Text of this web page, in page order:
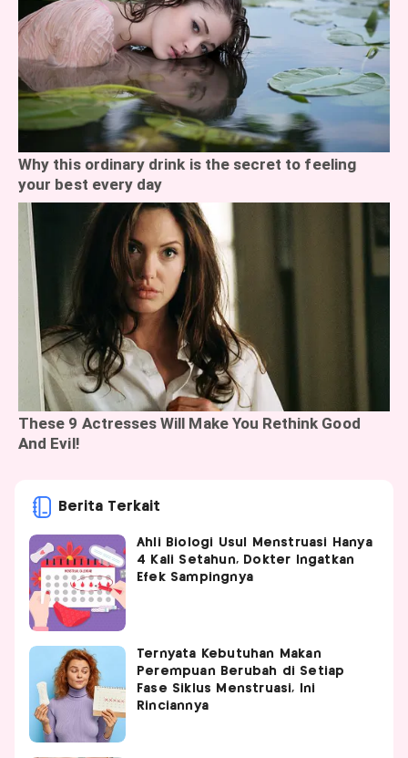
Berita Terkait
Ahli Biologi Usul Menstruasi Hanya
4 Kali Setahun, Dokter Ingatkan
Efek Sampingnya
Ternyata Kebutuhan Makan
Perempuan Berubah di Setiap
Fase Siklus Menstruasi, Ini
Rinciannya